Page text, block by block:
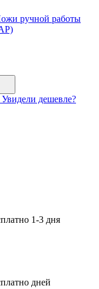
ручной работы
Увидели дешевле?
1-3 дня
дней